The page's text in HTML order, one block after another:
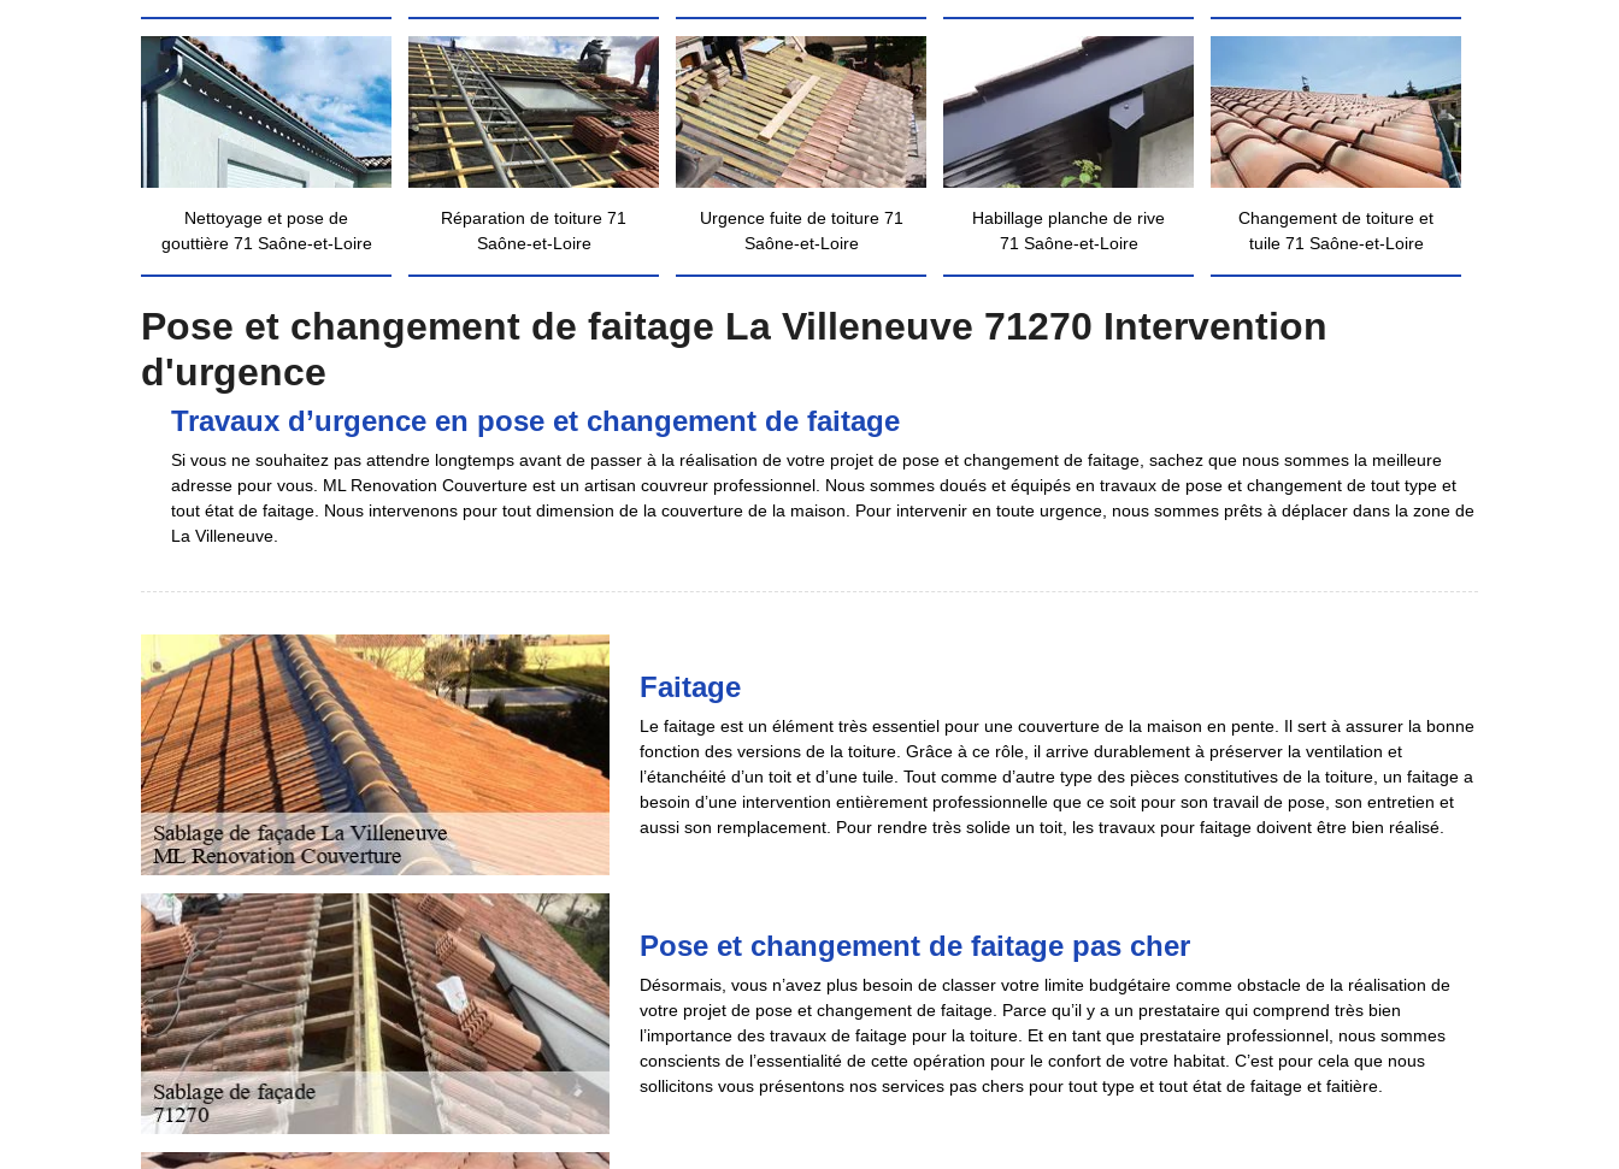
Nettoyage et pose de
gouttière 71 Saône-et-Loire
Réparation de toiture 71
Saône-et-Loire
Urgence fuite de toiture 71
Saône-et-Loire
Habillage planche de rive
71 Saône-et-Loire
Changement de toiture et
tuile 71 Saône-et-Loire
Pose et changement de faitage La Villeneuve 71270 Intervention
d'urgence
Travaux d’urgence en pose et changement de faitage
Si vous ne souhaitez pas attendre longtemps avant de passer à la réalisation de votre projet de pose et changement de faitage, sachez que nous sommes la meilleure
adresse pour vous. ML Renovation Couverture est un artisan couvreur professionnel. Nous sommes doués et équipés en travaux de pose et changement de tout type et
tout état de faitage. Nous intervenons pour tout dimension de la couverture de la maison. Pour intervenir en toute urgence, nous sommes prêts à déplacer dans la zone de
La Villeneuve.
Faitage
Le faitage est un élément très essentiel pour une couverture de la maison en pente. Il sert à assurer la bonne
fonction des versions de la toiture. Grâce à ce rôle, il arrive durablement à préserver la ventilation et
l’étanchéité d’un toit et d’une tuile. Tout comme d’autre type des pièces constitutives de la toiture, un faitage a
besoin d’une intervention entièrement professionnelle que ce soit pour son travail de pose, son entretien et
aussi son remplacement. Pour rendre très solide un toit, les travaux pour faitage doivent être bien réalisé.
Pose et changement de faitage pas cher
Désormais, vous n’avez plus besoin de classer votre limite budgétaire comme obstacle de la réalisation de
votre projet de pose et changement de faitage. Parce qu’il y a un prestataire qui comprend très bien
l’importance des travaux de faitage pour la toiture. Et en tant que prestataire professionnel, nous sommes
conscients de l’essentialité de cette opération pour le confort de votre habitat. C’est pour cela que nous
sollicitons vous présentons nos services pas chers pour tout type et tout état de faitage et faitière.